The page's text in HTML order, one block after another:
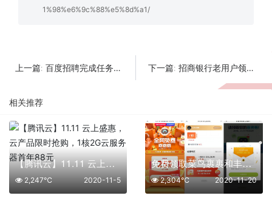
1%98%e6%9c%88%e5%8d%a1/
上一篇: 百度招聘完成任务免费领50元现金红包 下一篇: 招商银行老用户领取3个随机红包
相关推荐
【腾讯云】11.11 云上盛惠，云产品限时抢购，1核2G云服务器首年88元
2020-11-5
2,247℃
免费领取菜鸟裹裹和丰巢的寄件优惠券
2020-11-20
2,304℃